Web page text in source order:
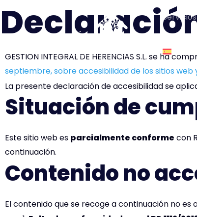
contenido
Servicios
GESTION INTEGRAL DE HERENCIAS S.L. se ha
septiembre, sobre accesibilidad de los sitios
La presente declaración de accesibilidad se
Situación de
Este sitio web es parcialmente conforme con
continuación.
Contenido no
El contenido que se recoge a continuación no es